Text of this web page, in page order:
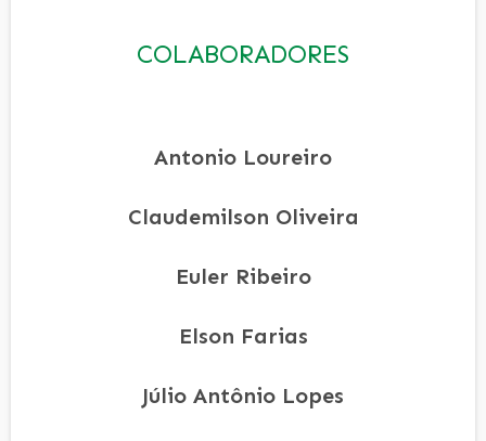
COLABORADORES
Antonio Loureiro
Claudemilson Oliveira
Euler Ribeiro
Elson Farias
Júlio Antônio Lopes